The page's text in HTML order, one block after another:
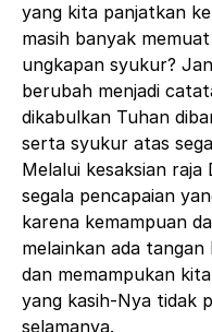
yang kita panjatkan
masih banyak
ungkapan syukur?
berubah menjadi
dikabulkan Tuhan
serta syukur atas
Melalui kesaksian
segala pencapaian
karena kemampuan
melainkan ada
dan memampukan
yang kasih-Nya tidak
selamanya.